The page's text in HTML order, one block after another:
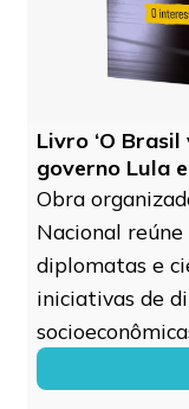
Livro ‘O
governo Lula
Obra
Nacional
diplomatas e
iniciativas de